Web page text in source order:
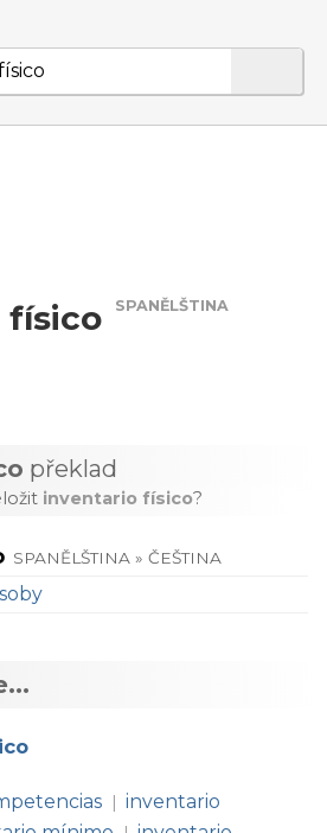
físico SPANĚLŠTINA
překlad
inventario físico?
SPANĚLŠTINA » ČEŠTINA
| inventario